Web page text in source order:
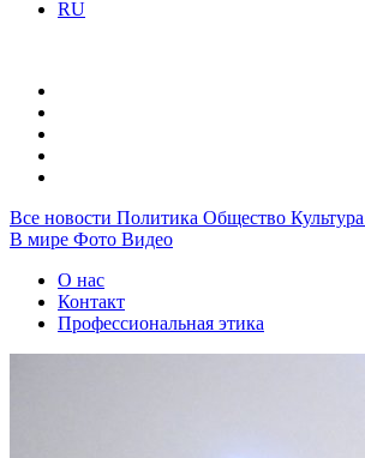
RU
Все новости Политика Общество Культура
В мире Фото Видео
О нас
Контакт
Профессиональная этика